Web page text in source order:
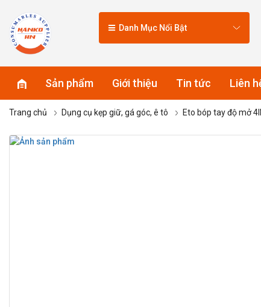
Danh Mục Nổi Bật
Sản phẩm Giới thiệu Tin tức Liên
Trang chủ Dụng cụ kẹp giữ, gá góc, ê tô Eto bóp tay độ mở